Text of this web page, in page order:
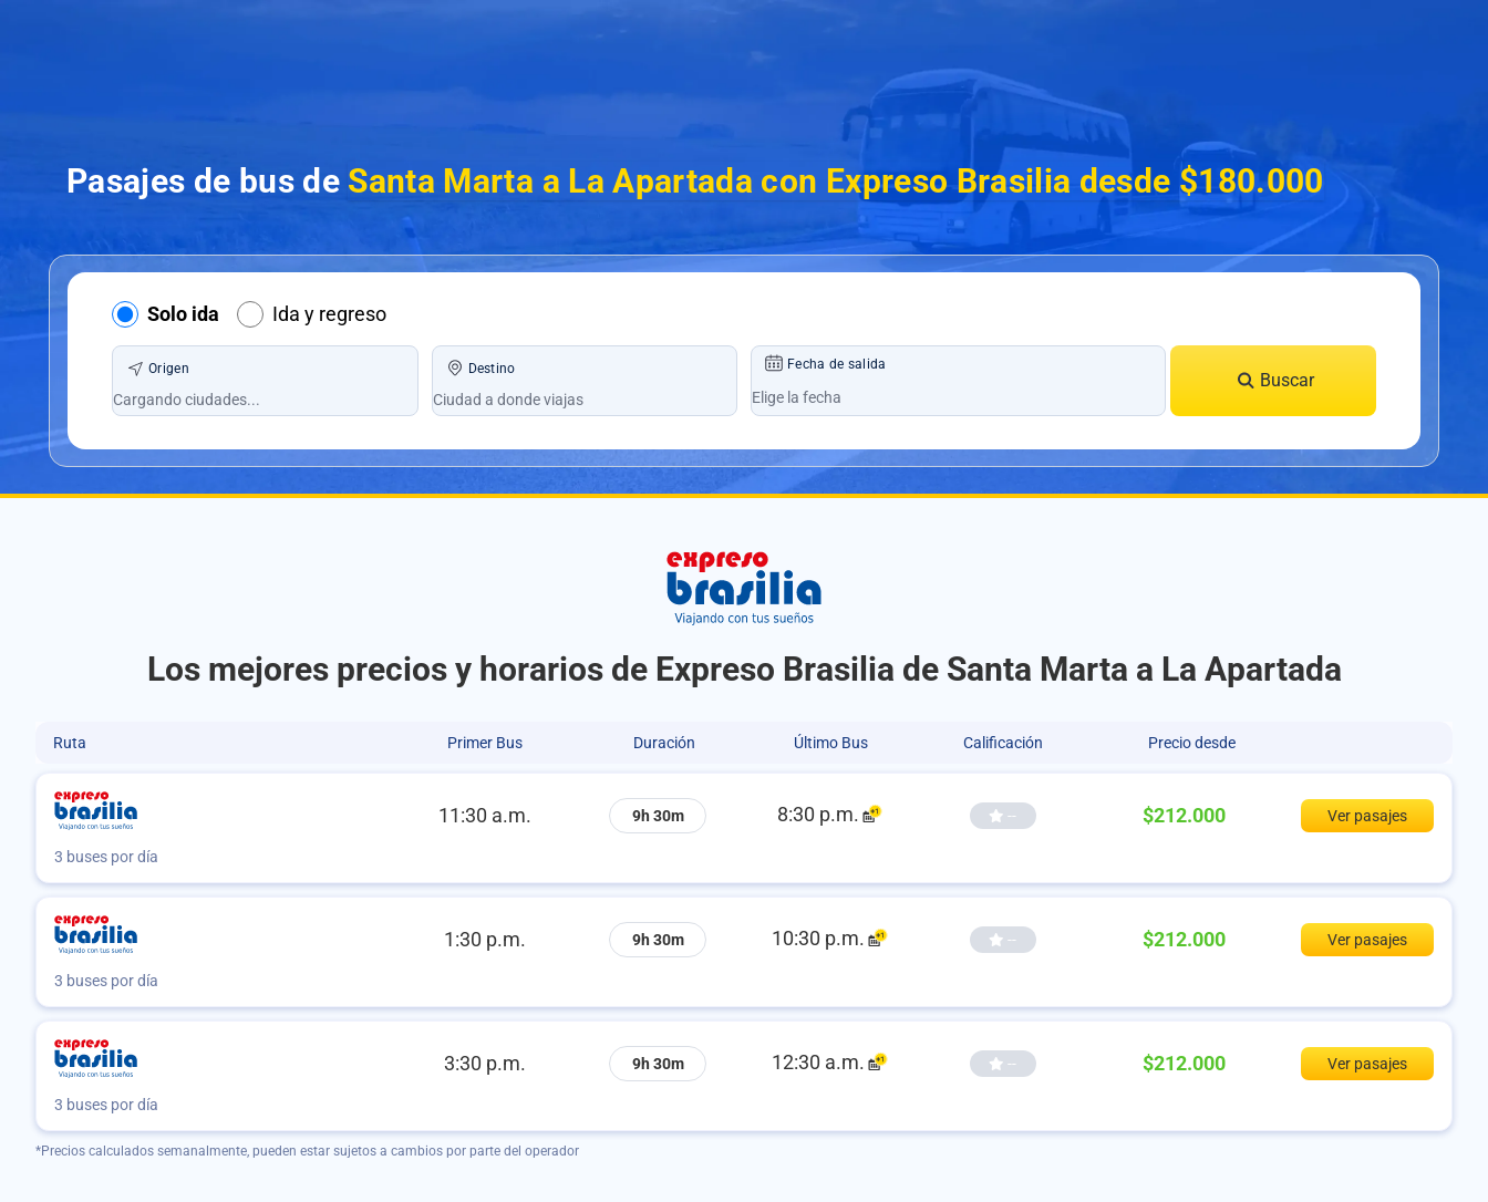
Pasajes de bus de Santa Marta a La Apartada con Expreso Brasilia desde $180.000
Solo ida Ida y regreso
Origen Destino Fecha de salida
Buscar
Los mejores precios y horarios de Expreso Brasilia de Santa Marta a La Apartada
Ruta Primer Bus Duración Último Bus Calificación Precio desde
11:30 a.m. 9h 30m 8:30 p.m. -- $212.000 Ver pasajes
3 buses por día
1:30 p.m. 9h 30m 10:30 p.m. -- $212.000 Ver pasajes
3 buses por día
3:30 p.m. 9h 30m 12:30 a.m. -- $212.000 Ver pasajes
3 buses por día
*Precios calculados semanalmente, pueden estar sujetos a cambios por parte del operador